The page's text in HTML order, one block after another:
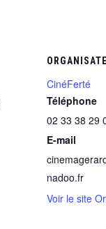
CinéFerté
Téléphone
02 33 38 29
E-mail
nadoo.fr
Voir le site